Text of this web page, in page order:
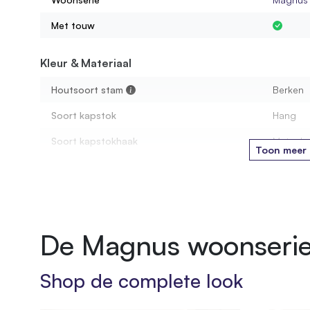
Met touw
Kleur & Materiaal
Houtsoort stam Berken
Soort kapstok Hang
Soort kapstokhaak Metaal
Montage
Montagewijze
Toon meer
De Magnus
Shop de complete look